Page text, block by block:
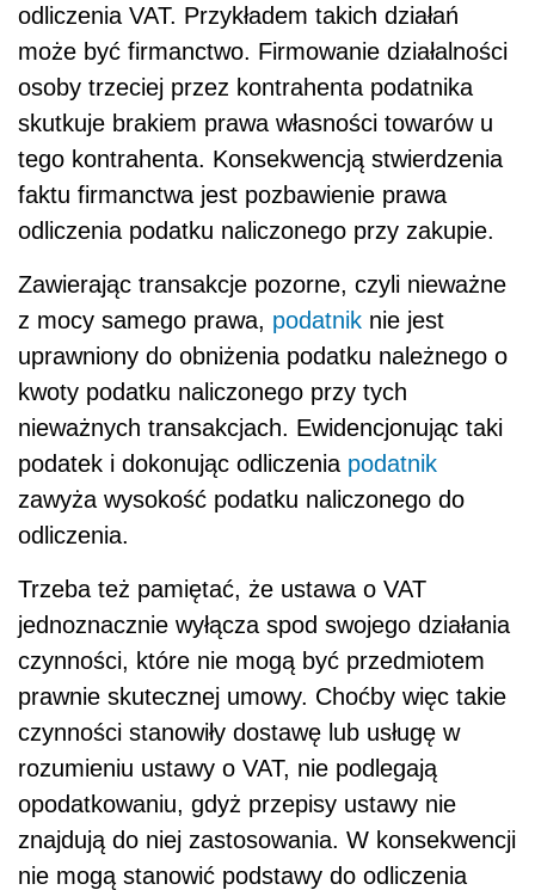
odliczenia VAT. Przykładem takich działań
może być firmanctwo. Firmowanie działalności
osoby trzeciej przez kontrahenta podatnika
skutkuje brakiem prawa własności towarów u
tego kontrahenta. Konsekwencją stwierdzenia
faktu firmanctwa jest pozbawienie prawa
odliczenia podatku naliczonego przy zakupie.
Zawierając transakcje pozorne, czyli nieważne
z mocy samego prawa, podatnik nie jest
uprawniony do obniżenia podatku należnego o
kwoty podatku naliczonego przy tych
nieważnych transakcjach. Ewidencjonując taki
podatek i dokonując odliczenia podatnik
zawyża wysokość podatku naliczonego do
odliczenia.
Trzeba też pamiętać, że ustawa o VAT
jednoznacznie wyłącza spod swojego działania
czynności, które nie mogą być przedmiotem
prawnie skutecznej umowy. Choćby więc takie
czynności stanowiły dostawę lub usługę w
rozumieniu ustawy o VAT, nie podlegają
opodatkowaniu, gdyż przepisy ustawy nie
znajdują do niej zastosowania. W konsekwencji
nie mogą stanowić podstawy do odliczenia